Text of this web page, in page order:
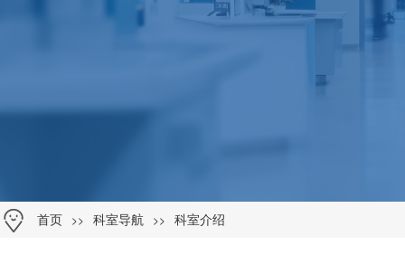
首页 >> 科室导航 >> 科室介绍